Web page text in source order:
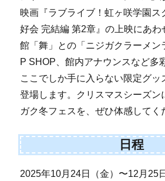
映画『ラブライブ！虹ヶ咲学園ス
好会 完結編 第2章』の上映にあ
館「舞」との「ニジガクラーメン
P SHOP、館内アナウンスなど多
ここでしか手に入らない限定グッ
登場します。クリスマスシーズン
ガク冬フェスを、ぜひ体感してく
日程
2025年10月24日（金）〜12月25